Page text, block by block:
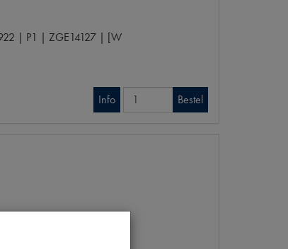
| P1 | ZGE14127 | [W
Info
Bestel